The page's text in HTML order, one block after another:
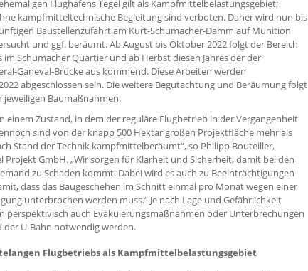
Flughafens Tegel gilt als Kampfmittelbelastungsgebiet;
kampfmitteltechnische Begleitung sind verboten. Daher wird nun bis
Baustellenzufahrt am Kurt-Schumacher-Damm auf Munition
und ggf. beräumt. Ab August bis Oktober 2022 folgt der Bereich
Schumacher Quartier und ab Herbst diesen Jahres der der
Ganeval-Brücke aus kommend. Diese Arbeiten werden
abgeschlossen sein. Die weitere Begutachtung und Beräumung folgt
jeweiligen Baumaßnahmen.
einem Zustand, in dem der reguläre Flugbetrieb in der Vergangenheit
sind von der knapp 500 Hektar großen Projektfläche mehr als
Stand der Technik kampfmittelberäumt“, so Philipp Bouteiller,
Projekt GmbH. „Wir sorgen für Klarheit und Sicherheit, damit bei den
zu Schaden kommt. Dabei wird es auch zu Beeinträchtigungen
dass das Baugeschehen im Schnitt einmal pro Monat wegen einer
unterbrochen werden muss.“ Je nach Lage und Gefährlichkeit
perspektivisch auch Evakuierungsmaßnahmen oder Unterbrechungen
U-Bahn notwendig werden.
Flugbetriebs als Kampfmittelbelastungsgebiet